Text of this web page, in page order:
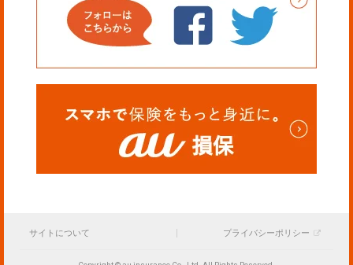
サイトについて プライバシーポリシー